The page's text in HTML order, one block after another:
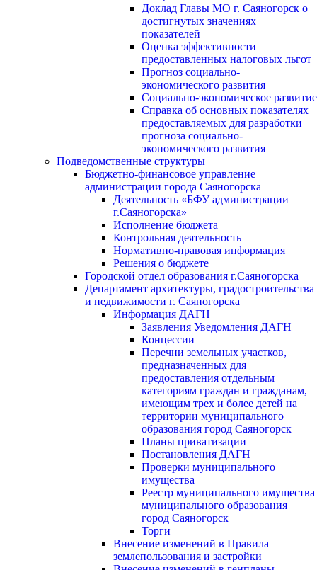
Доклад Главы МО г. Саяногорск о
достигнутых значениях
показателей
Оценка эффективности
предоставленных налоговых льгот
Прогноз социально-
экономического развития
Социально-экономическое развитие
Справка об основных показателях
предоставляемых для разработки
прогноза социально-
экономического развития
Подведомственные структуры
Бюджетно-финансовое управление
администрации города Саяногорска
Деятельность «БФУ администрации
г.Саяногорска»
Исполнение бюджета
Контрольная деятельность
Нормативно-правовая информация
Решения о бюджете
Городской отдел образования г.Саяногорска
Департамент архитектуры, градостроительства
и недвижимости г. Саяногорска
Информация ДАГН
Заявления Уведомления ДАГН
Концессии
Перечни земельных участков,
предназначенных для
предоставления отдельным
категориям граждан и гражданам,
имеющим трех и более детей на
территории муниципального
образования город Саяногорск
Планы приватизации
Постановления ДАГН
Проверки муниципального
имущества
Реестр муниципального имущества
муниципального образования
город Саяногорск
Торги
Внесение изменений в Правила
землепользования и застройки